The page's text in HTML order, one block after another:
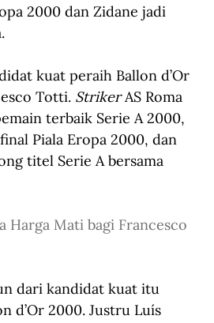
2000 dan Zidane jadi
kuat peraih Ballon d’Or
Totti. Striker AS Roma
terbaik Serie A 2000,
final Piala Eropa 2000, dan
titel Serie A bersama
Harga Mati bagi Francesco
dari kandidat kuat itu
d’Or 2000. Justru Luís